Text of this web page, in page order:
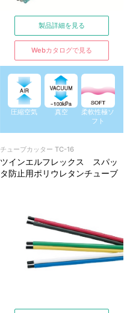
製品詳細を見る
Webカタログで見る
圧縮空気 真空
柔軟性極ソ
フト
チューブカッター TC-16
ツインエルフレックス スパッ
タ防止用ポリウレタンチューブ